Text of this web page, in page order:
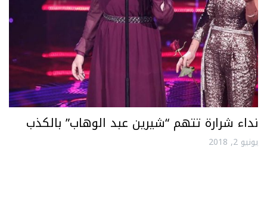
نداء شرارة تتهم “شيرين عبد الوهاب” بالكذب
يونيو 2, 2018